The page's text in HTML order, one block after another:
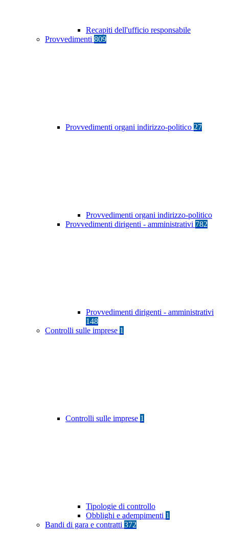
Recapiti dell'ufficio responsabile
Provvedimenti 809
Provvedimenti organi indirizzo-politico 27
Provvedimenti organi indirizzo-politico
Provvedimenti dirigenti - amministrativi 782
Provvedimenti dirigenti - amministrativi
148
Controlli sulle imprese 1
Controlli sulle imprese 1
Tipologie di controllo
Obblighi e adempimenti 1
Bandi di gara e contratti 372